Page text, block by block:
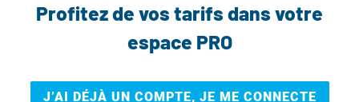
Profitez de vos tarifs dans votre
espace PRO
J’AI DÉJÀ UN COMPTE, JE ME CONNECTE